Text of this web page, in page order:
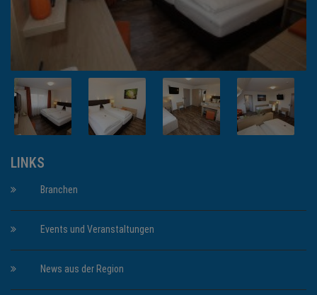
LINKS
Branchen
Events und Veranstaltungen
News aus der Region